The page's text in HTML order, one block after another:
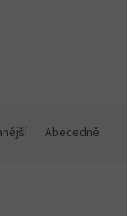
Abecedně